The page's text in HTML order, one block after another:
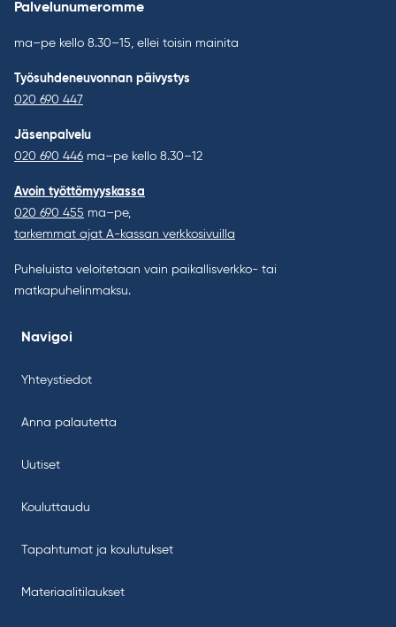
Palvelunumeromme
ma–pe kello 8.30–15, ellei toisin mainita
Työsuhdeneuvonnan päivystys
020 690 447
Jäsenpalvelu
020 690 446 ma–pe kello 8.30–12
Avoin työttömyyskassa
020 690 455 ma–pe,
tarkemmat ajat A-kassan verkkosivuilla
Puheluista veloitetaan vain paikallisverkko- tai
matkapuhelinmaksu.
Navigoi
Yhteystiedot
Anna palautetta
Uutiset
Kouluttaudu
Tapahtumat ja koulutukset
Materiaalitilaukset